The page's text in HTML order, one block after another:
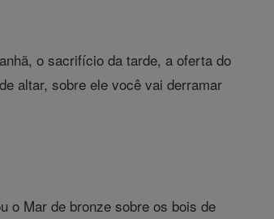
o sacrifício da tarde, a oferta do
altar, sobre ele você vai derramar
o Mar de bronze sobre os bois de